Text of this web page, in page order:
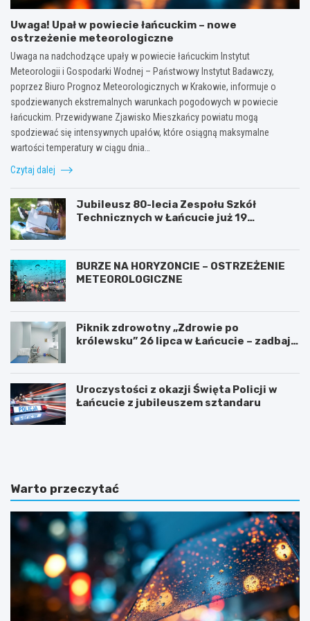
Uwaga! Upał w powiecie łańcuckim – nowe
ostrzeżenie meteorologiczne
Uwaga na nadchodzące upały w powiecie łańcuckim Instytut
Meteorologii i Gospodarki Wodnej – Państwowy Instytut Badawczy,
poprzez Biuro Prognoz Meteorologicznych w Krakowie, informuje o
spodziewanych ekstremalnych warunkach pogodowych w powiecie
łańcuckim. Przewidywane Zjawisko Mieszkańcy powiatu mogą
spodziewać się intensywnych upałów, które osiągną maksymalne
wartości temperatury w ciągu dnia…
Czytaj dalej
Jubileusz 80-lecia Zespołu Szkół
Technicznych w Łańcucie już 19
BURZE NA HORYZONCIE – OSTRZEŻENIE
METEOROLOGICZNE
Piknik zdrowotny „Zdrowie po
królewsku” 26 lipca w Łańcucie – zadbaj o
Uroczystości z okazji Święta Policji w
Łańcucie z jubileuszem sztandaru
P
i
a
n
a
Z
n
a
P
o
Warto przeczytać